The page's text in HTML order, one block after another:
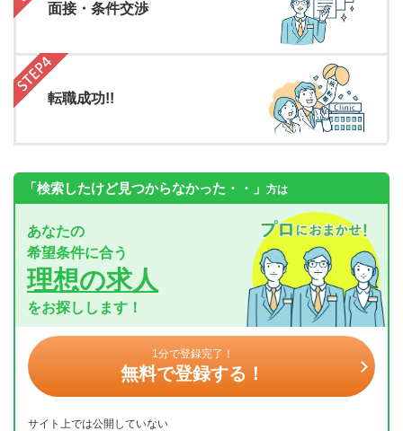
面接・条件交渉
転職成功!!
「検索したけど見つからなかった・・」 方は
あなたの
希望条件に合う
理想の求人
をお探しします！
1分で登録完了！
無料で登録する！
サイト上では公開していない